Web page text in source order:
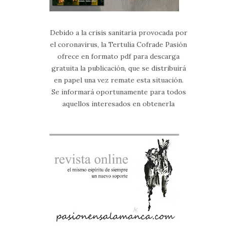
Debido a la crisis sanitaria provocada por
el coronavirus, la Tertulia Cofrade Pasión
ofrece en formato pdf para descarga
gratuita la publicación, que se distribuirá
en papel una vez remate esta situación.
Se informará oportunamente para todos
aquellos interesados en obtenerla